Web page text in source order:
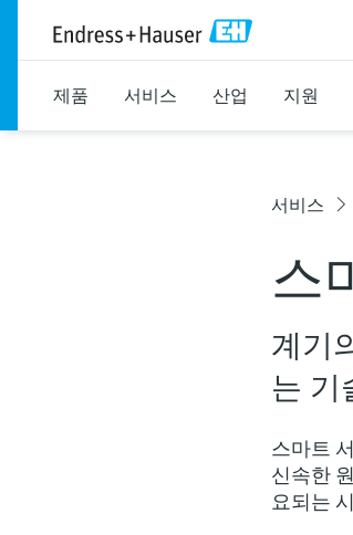
제품 서비스 산업 지원
서비스
스
계기
는 기
스마트
신속한
요되는